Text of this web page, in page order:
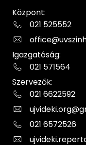
Központ:
021 525552
Igazgatóság:
021 571564
Szervezők:
021 6622592
021 6572526